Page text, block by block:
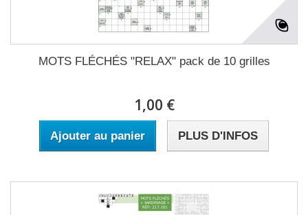
MOTS FLÉCHÉS "RELAX" pack de 10 grilles
1,00 €
Ajouter au panier PLUS D'INFOS